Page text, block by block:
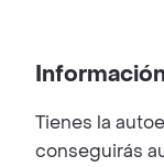
Tienes la
conseguirás